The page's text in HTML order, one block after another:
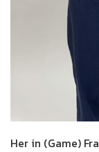
10-08-2569
Her in (Game)